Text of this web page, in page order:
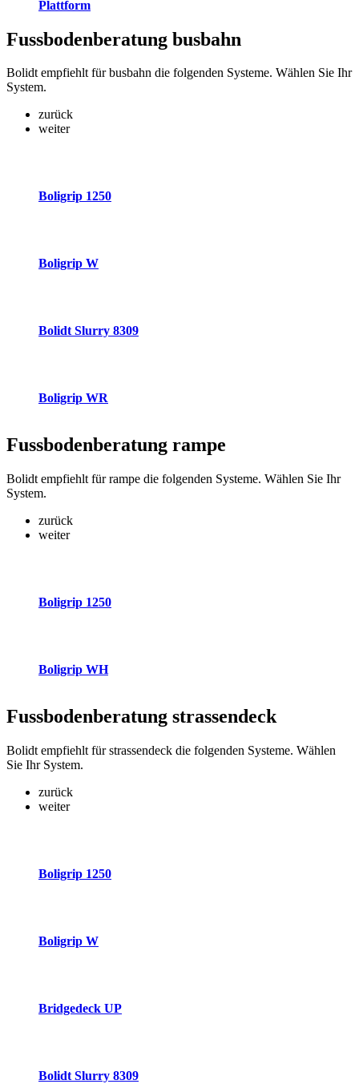
Plattform
Fussbodenberatung busbahn
Bolidt empfiehlt für busbahn die folgenden Systeme. Wählen Sie Ihr
System.
zurück
weiter
Boligrip 1250
Boligrip W
Bolidt Slurry 8309
Boligrip WR
Fussbodenberatung rampe
Bolidt empfiehlt für rampe die folgenden Systeme. Wählen Sie Ihr
System.
zurück
weiter
Boligrip 1250
Boligrip WH
Fussbodenberatung strassendeck
Bolidt empfiehlt für strassendeck die folgenden Systeme. Wählen
Sie Ihr System.
zurück
weiter
Boligrip 1250
Boligrip W
Bridgedeck UP
Bolidt Slurry 8309